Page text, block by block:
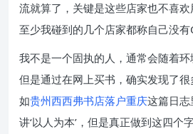
流就算了，关键是这些店家也不喜欢
至少我碰到的几个店家都称自己没有
我不是一个固执的人，通常会随着环
但是通过在网上买书，确实发现了
如贵州西西弗书店落户重庆这篇日志
讲‘以人为本’，但是真正做到这四个